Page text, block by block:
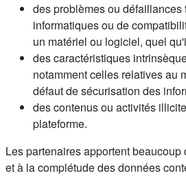
des problèmes ou défaillances
informatiques ou de
un matériel ou logiciel, quel
des caractéristiques
notamment celles relatives au
défaut de sécurisation des
des contenus ou activités
plateforme.
Les partenaires apportent beaucoup
et à la complétude des données